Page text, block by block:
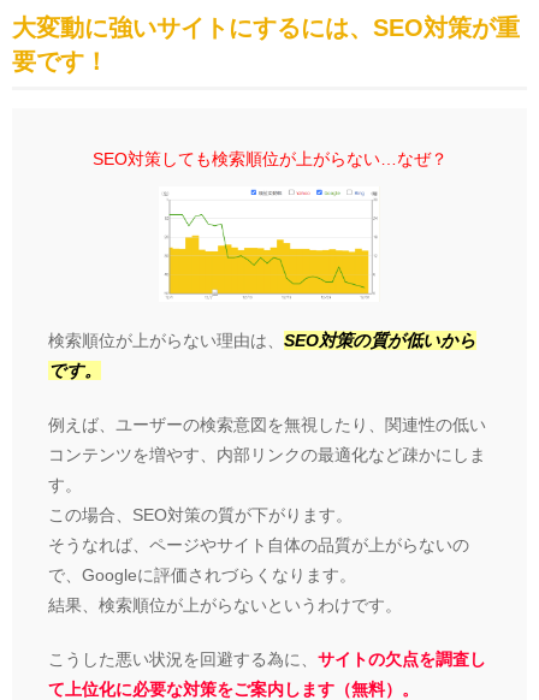
大変動に強いサイトにするには、SEO対策が重
要です！
SEO対策しても検索順位が上がらない…なぜ？
検索順位が上がらない理由は、 SEO対策の質が低いから
です。
例えば、ユーザーの検索意図を無視したり、関連性の低い
コンテンツを増やす、内部リンクの最適化など疎かにしま
す。
この場合、SEO対策の質が下がります。
そうなれば、ページやサイト自体の品質が上がらないの
で、Googleに評価されづらくなります。
結果、検索順位が上がらないというわけです。
こうした悪い状況を回避する為に、 サイトの欠点を調査し
て上位化に必要な対策をご案内します（無料）。